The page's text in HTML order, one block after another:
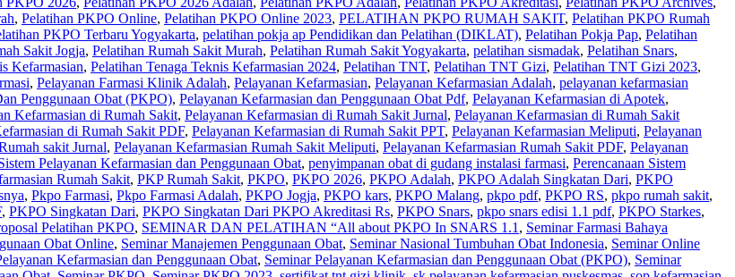
, Pelatihan PKPO Online, Pelatihan PKPO Online 2023, PELATIHAN PKPO RUMAH SAKIT, Pelatihan PKPO Rumah
PKPO Terbaru Yogyakarta, pelatihan pokja ap Pendidikan dan Pelatihan (DIKLAT), Pelatihan Pokja Pap, Pelatihan
Sakit Jogja, Pelatihan Rumah Sakit Murah, Pelatihan Rumah Sakit Yogyakarta, pelatihan sismadak, Pelatihan Snars,
Kefarmasian, Pelatihan Tenaga Teknis Kefarmasian 2024, Pelatihan TNT, Pelatihan TNT Gizi, Pelatihan TNT Gizi 2023,
, Pelayanan Farmasi Klinik Adalah, Pelayanan Kefarmasian, Pelayanan Kefarmasian Adalah, pelayanan kefarmasian
Penggunaan Obat (PKPO), Pelayanan Kefarmasian dan Penggunaan Obat Pdf, Pelayanan Kefarmasian di Apotek,
Kefarmasian di Rumah Sakit, Pelayanan Kefarmasian di Rumah Sakit Jurnal, Pelayanan Kefarmasian di Rumah Sakit
di Rumah Sakit PDF, Pelayanan Kefarmasian di Rumah Sakit PPT, Pelayanan Kefarmasian Meliputi, Pelayanan
sakit Jurnal, Pelayanan Kefarmasian Rumah Sakit Meliputi, Pelayanan Kefarmasian Rumah Sakit PDF, Pelayanan
Pelayanan Kefarmasian dan Penggunaan Obat, penyimpanan obat di gudang instalasi farmasi, Perencanaan Sistem
Rumah Sakit, PKP Rumah Sakit, PKPO, PKPO 2026, PKPO Adalah, PKPO Adalah Singkatan Dari, PKPO
, Pkpo Farmasi, Pkpo Farmasi Adalah, PKPO Jogja, PKPO kars, PKPO Malang, pkpo pdf, PKPO RS, pkpo rumah sakit,
, PKPO Singkatan Dari, PKPO Singkatan Dari PKPO Akreditasi Rs, PKPO Snars, pkpo snars edisi 1.1 pdf, PKPO Starkes,
Pelatihan PKPO, SEMINAR DAN PELATIHAN “All about PKPO In SNARS 1.1 , Seminar Farmasi Bahaya
Obat Online, Seminar Manajemen Penggunaan Obat, Seminar Nasional Tumbuhan Obat Indonesia, Seminar Online
Kefarmasian dan Penggunaan Obat, Seminar Pelayanan Kefarmasian dan Penggunaan Obat (PKPO), Seminar